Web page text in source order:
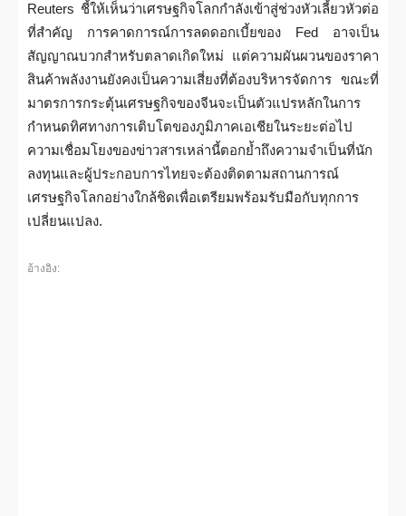
Reuters ชี้ให้เห็นว่าเศรษฐกิจโลกกำลังเข้าสู่ช่วงหัวเลี้ยวหัวต่อ
ที่สำคัญ การคาดการณ์การลดดอกเบี้ยของ Fed อาจเป็น
สัญญาณบวกสำหรับตลาดเกิดใหม่ แต่ความผันผวนของราคา
สินค้าพลังงานยังคงเป็นความเสี่ยงที่ต้องบริหารจัดการ ขณะที่
มาตรการกระตุ้นเศรษฐกิจของจีนจะเป็นตัวแปรหลักในการ
กำหนดทิศทางการเติบโตของภูมิภาคเอเชียในระยะต่อไป
ความเชื่อมโยงของข่าวสารเหล่านี้ตอกย้ำถึงความจำเป็นที่นัก
ลงทุนและผู้ประกอบการไทยจะต้องติดตามสถานการณ์
เศรษฐกิจโลกอย่างใกล้ชิดเพื่อเตรียมพร้อมรับมือกับทุกการ
เปลี่ยนแปลง.
อ้างอิง: